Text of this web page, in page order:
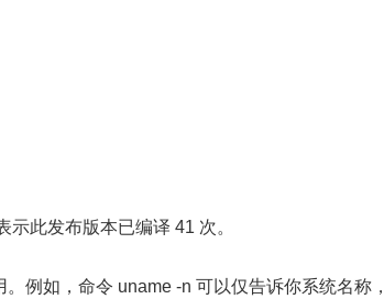
此发布版本已编译 41 次。
例如，命令 uname -n 可以仅告诉你系统名称